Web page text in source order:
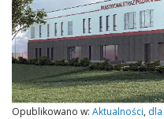
Opublikowano w: Aktualności,